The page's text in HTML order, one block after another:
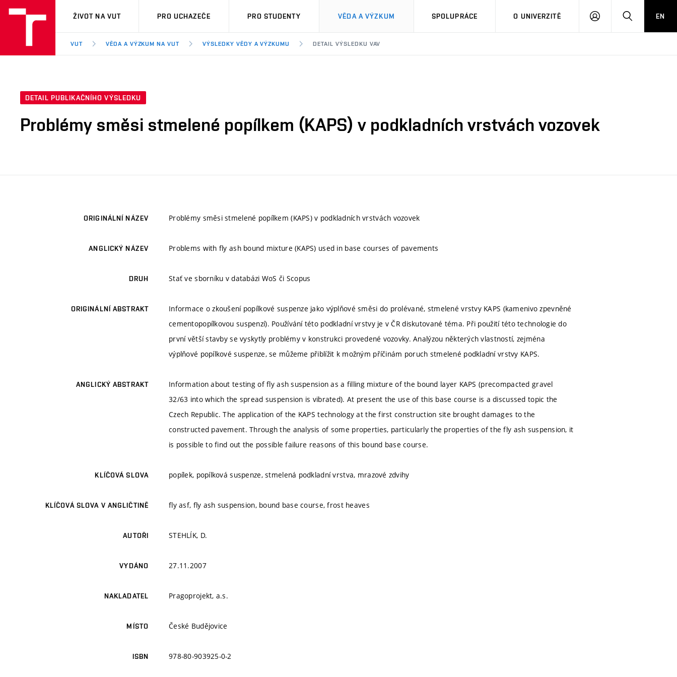
VUT
ŽIVOT NA VUT PRO UCHAZEČE PRO STUDENTY VĚDA A VÝZKUM SPOLUPRÁCE O UNIVERZITĚ
PŘIHLÁSIT HLEDATEN
VUT VĚDA A VÝZKUM NA VUT VÝSLEDKY VĚDY A VÝZKUMU DETAIL VÝSLEDKU VAV
DETAIL PUBLIKAČNÍHO VÝSLEDKU
Problémy směsi stmelené popílkem (KAPS) v podkladních vrstvách vozovek
ORIGINÁLNÍ NÁZEV Problémy směsi stmelené popílkem (KAPS) v podkladních vrstvách vozovek
ANGLICKÝ NÁZEV Problems with fly ash bound mixture (KAPS) used in base courses of pavements
DRUH Stať ve sborníku v databázi WoS či Scopus
ORIGINÁLNÍ ABSTRAKT
Informace o zkoušení popílkové suspenze jako výplňové směsi do prolévané, stmelené vrstvy KAPS (kamenivo zpevněné
cementopopílkovou suspenzí). Používání této podkladní vrstvy je v ČR diskutované téma. Při použití této technologie do
první větší stavby se vyskytly problémy v konstrukci provedené vozovky. Analýzou některých vlastností, zejména
výplňové popílkové suspenze, se můžeme přiblížit k možným příčinám poruch stmelené podkladní vrstvy KAPS.
ANGLICKÝ ABSTRAKT
Information about testing of fly ash suspension as a filling mixture of the bound layer KAPS (precompacted gravel
32/63 into which the spread suspension is vibrated). At present the use of this base course is a discussed topic the
Czech Republic. The application of the KAPS technology at the first construction site brought damages to the
constructed pavement. Through the analysis of some properties, particularly the properties of the fly ash suspension, it
is possible to find out the possible failure reasons of this bound base course.
KLÍČOVÁ SLOVA popílek, popílková suspenze, stmelená podkladní vrstva, mrazové zdvihy
KLÍČOVÁ SLOVA V ANGLIČTINĚ fly asf, fly ash suspension, bound base course, frost heaves
AUTOŘI STEHLÍK, D.
VYDÁNO 27.11.2007
NAKLADATEL Pragoprojekt, a.s.
MÍSTO České Budějovice
ISBN 978-80-903925-0-2